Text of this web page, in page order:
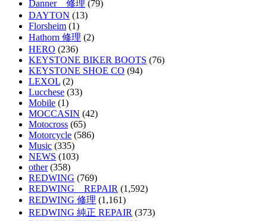
Danner 修理 (79)
DAYTON (13)
Florsheim (1)
Hathorn 修理 (2)
HERO (236)
KEYSTONE BIKER BOOTS (76)
KEYSTONE SHOE CO (94)
LEXOL (2)
Lucchese (33)
Mobile (1)
MOCCASIN (42)
Motocross (65)
Motorcycle (586)
Music (335)
NEWS (103)
other(358)
REDWING (769)
REDWING REPAIR (1,592)
REDWING 修理 (1,161)
REDWING 純正 REPAIR (373)